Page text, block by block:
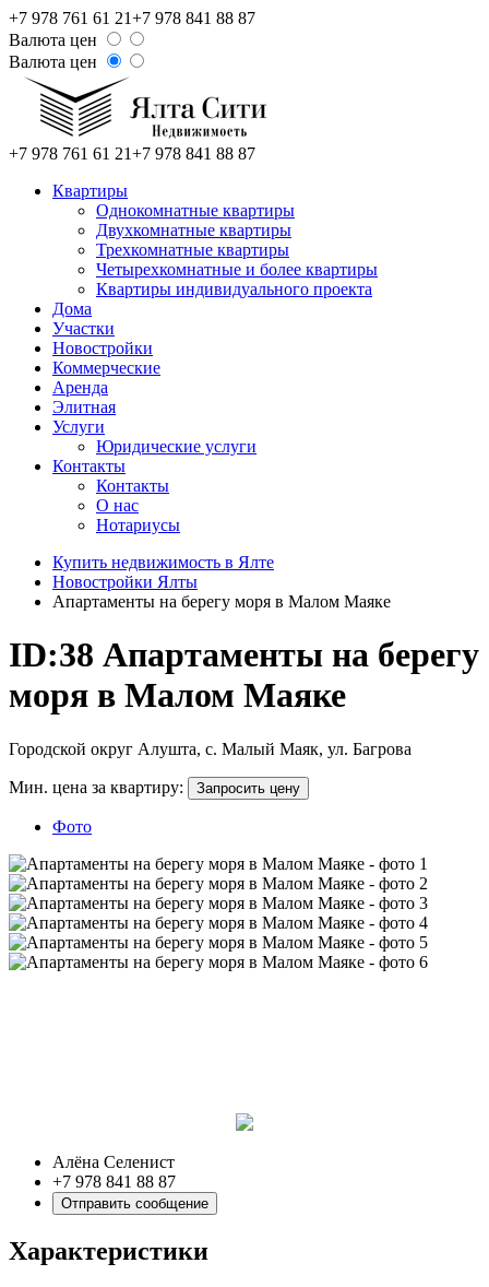
+7 978 761 61 21+7 978 841 88 87
Валюта цен
Валюта цен
+7 978 761 61 21+7 978 841 88 87
Квартиры
Однокомнатные квартиры
Двухкомнатные квартиры
Трехкомнатные квартиры
Четырехкомнатные и более квартиры
Квартиры индивидуального проекта
Дома
Участки
Новостройки
Коммерческие
Аренда
Элитная
Услуги
Юридические услуги
Контакты
Контакты
О нас
Нотариусы
Купить недвижимость в Ялте
Новостройки Ялты
Апартаменты на берегу моря в Малом Маяке
ID:38 Апартаменты на берегу
моря в Малом Маяке
Городской округ Алушта, с. Малый Маяк, ул. Багрова
Мин. цена за квартиру: Запросить цену
Фото
Алёна Селенист
+7 978 841 88 87
Отправить сообщение
Характеристики